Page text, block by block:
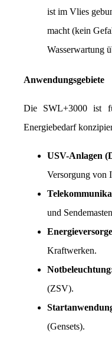
ist im Vlies
macht (kein
Wasserwartung
Anwendungsgebiete
Die SWL+3000 ist
Energiebedarf
USV-Anlagen
Versorgung von
und
Kraftwerken.
(ZSV).
(Gensets).